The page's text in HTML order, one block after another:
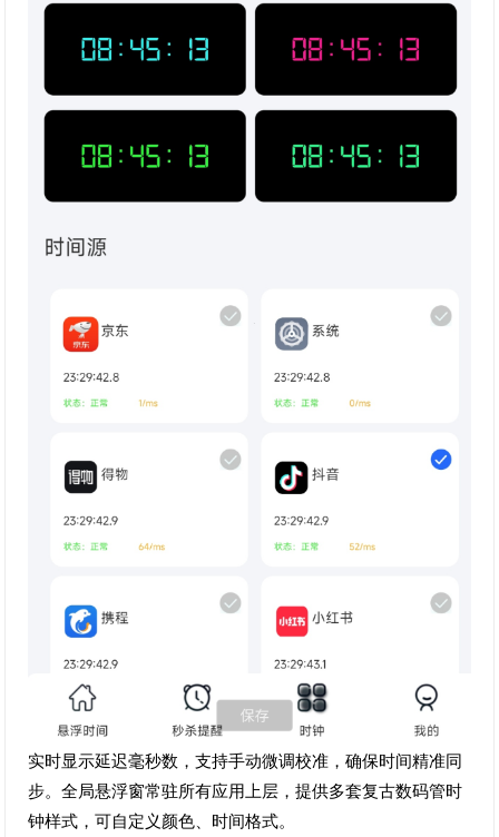
实时显示延迟毫秒数，支持手动微调校准，确保时间精准同
步。全局悬浮窗常驻所有应用上层，提供多套复古数码管时
钟样式，可自定义颜色、时间格式。